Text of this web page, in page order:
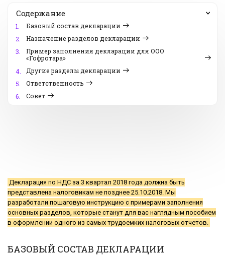
Содержание
1.
Базовый состав декларации
2.
Назначение разделов декларации
3.
Пример заполнения декларации для ООО
«Гофротара»
4.
Другие разделы декларации
5.
Ответственность
6.
Совет
Декларация по НДС за 3 квартал 2018 года должна быть
представлена налоговикам не позднее 25.10.2018. Мы
разработали пошаговую инструкцию с примерами заполнения
основных разделов, которые станут для вас наглядным пособием
в оформлении одного из самых трудоемких налоговых отчетов.
БАЗОВЫЙ СОСТАВ ДЕКЛАРАЦИИ